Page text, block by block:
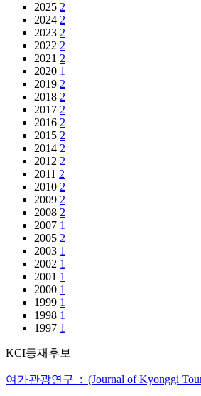
2025 2
2024 2
2023 2
2022 2
2021 2
2020 1
2019 2
2018 2
2017 2
2016 2
2015 2
2014 2
2012 2
2011 2
2010 2
2009 2
2008 2
2007 1
2005 2
2003 1
2002 1
2001 1
2000 1
1999 1
1998 1
1997 1
KCI등재후보
여가관광연구 : (Journal of Kyonggi